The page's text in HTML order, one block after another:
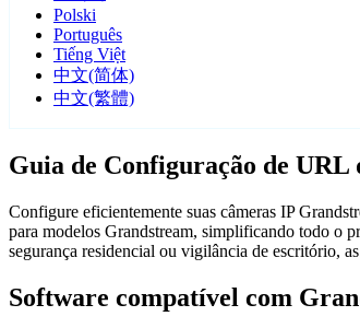
Polski
Português
Tiếng Việt
中文(简体)
中文(繁體)
Guia de Configuração de
Configure eficientemente suas câmeras IP
para modelos Grandstream, simplificando todo o
segurança residencial ou vigilância de escritório,
Software compatível com